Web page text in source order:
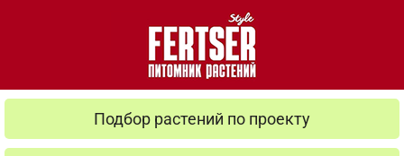
Подбор растений по проекту